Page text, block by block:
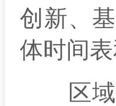
创新、
体时间
区域